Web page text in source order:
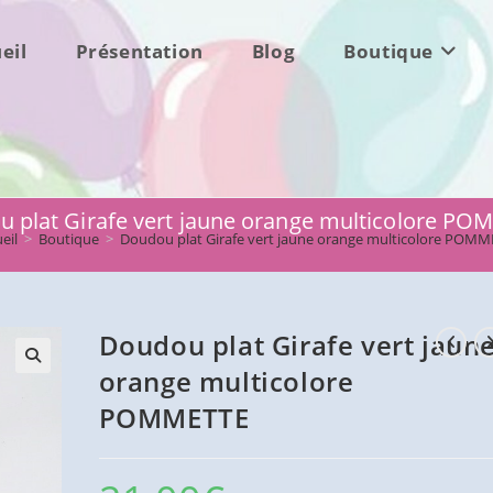
Présentation Blog Boutique
plat Girafe vert jaune orange multicolore
> Boutique > Doudou plat Girafe vert jaune orange multicolore
Doudou plat Girafe vert
orange multicolore
POMMETTE